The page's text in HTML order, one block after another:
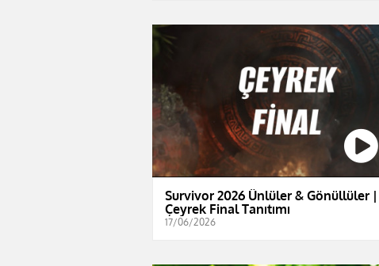
Survivor 2026 Ünlüler & Gönüllüler |
Çeyrek Final Tanıtımı
17/06/2026